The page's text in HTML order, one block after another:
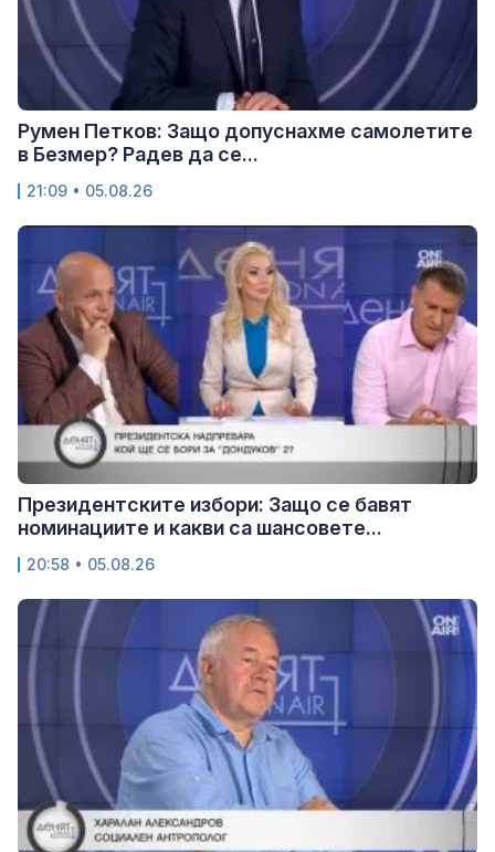
Румен Петков: Защо допуснахме самолетите
в Безмер? Радев да се...
21:09 • 05.08.26
Президентските избори: Защо се бавят
номинациите и какви са шансовете...
20:58 • 05.08.26